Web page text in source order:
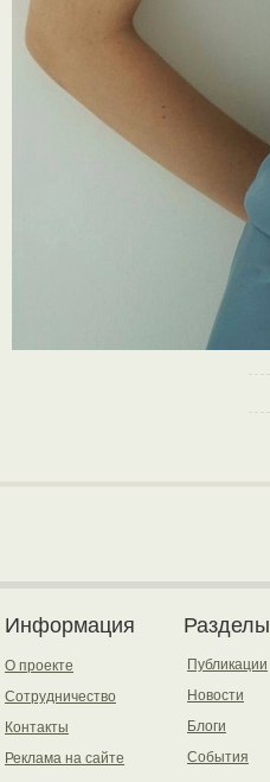
Информация
О проекте
Сотрудничество
Контакты
Реклама на сайте
Разделы
Публикации
Новости
Блоги
События